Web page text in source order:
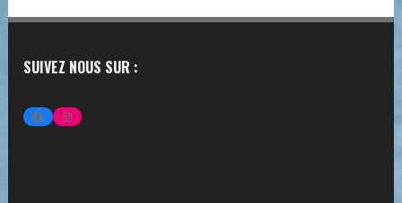
SUIVEZ NOUS SUR :
FACEBOOKINSTAGRAM